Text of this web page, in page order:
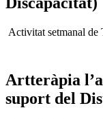
Activitat setmanal de
Artteràpia
suport del